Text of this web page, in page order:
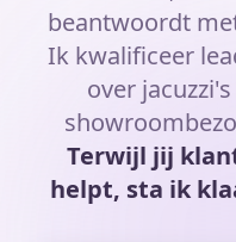
beantwoordt
Ik kwalificeer
over
Terwijl jij
helpt, sta ik